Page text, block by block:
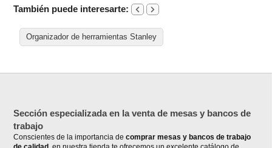
También puede interesarte:
Organizador de herramientas Stanley
Sección especializada en la venta de mesas y bancos de
trabajo
Conscientes de la importancia decomprar mesas y bancos de trabajo